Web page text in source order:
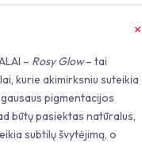
– Rosy Glow– tai
kurie akimirksniu suteikia
pigmentacijos
būtų pasiektas natūralus,
subtilų švytėjimą, o